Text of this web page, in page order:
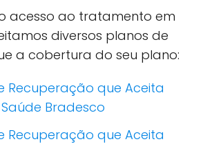
acesso ao tratamento em
diversos planos de
a cobertura do seu plano:
Recuperação que Aceita
Bradesco
Recuperação que Aceita